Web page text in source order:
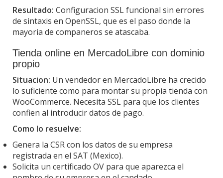
Resultado: Configuracion SSL funcional sin errores
de sintaxis en OpenSSL, que es el paso donde la
mayoria de companeros se atascaba.
Tienda online en MercadoLibre con dominio
propio
Situacion: Un vendedor en MercadoLibre ha crecido
lo suficiente como para montar su propia tienda con
WooCommerce. Necesita SSL para que los clientes
confien al introducir datos de pago.
Como lo resuelve:
Genera la CSR con los datos de su empresa
registrada en el SAT (Mexico).
Solicita un certificado OV para que aparezca el